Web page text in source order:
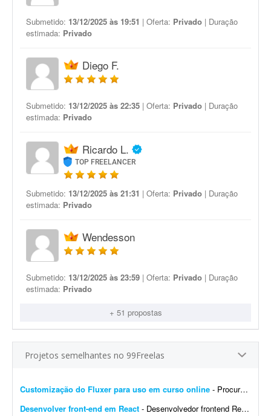
Submetido: 13/12/2025 às 19:51 | Oferta: Privado | Duração
estimada: Privado
Diego F.
Submetido: 13/12/2025 às 22:35 | Oferta: Privado | Duração
estimada: Privado
Ricardo L.
TOP FREELANCER
Submetido: 13/12/2025 às 21:31 | Oferta: Privado | Duração
estimada: Privado
Wendesson
Submetido: 13/12/2025 às 23:59 | Oferta: Privado | Duração
estimada: Privado
+ 51 propostas
Projetos semelhantes no 99Freelas
Customização do Fluxer para uso em curso online - Procuro desenvolvedor para fazer algumas customizações na API do Fluxer (fluxer.app) para uso em um curso online. A ideia é manter praticamente toda a estrutura atual da plata...
Desenvolver front-end em React - Desenvolvedor frontend React com Tailwind CSS. Experiência na integração de APIs REST e autenticação por token (AWS Cognito é diferencial). O design j&aacut...